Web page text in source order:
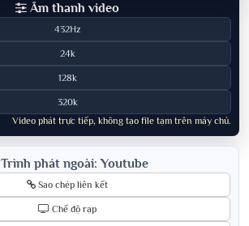
Âm thanh video
432Hz
24k
128k
320k
Video phát trực tiếp, không tạo file tạm trên máy chủ.
Trình phát ngoài: Youtube
Sao chép liên kết
Chế độ rạp